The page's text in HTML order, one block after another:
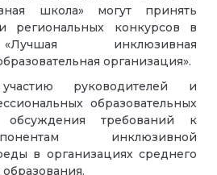
школа» могут принять
региональных конкурсов в
инклюзивная
организация».
руководителей и
образовательных
обсуждения требований к
инклюзивной
в организациях среднего